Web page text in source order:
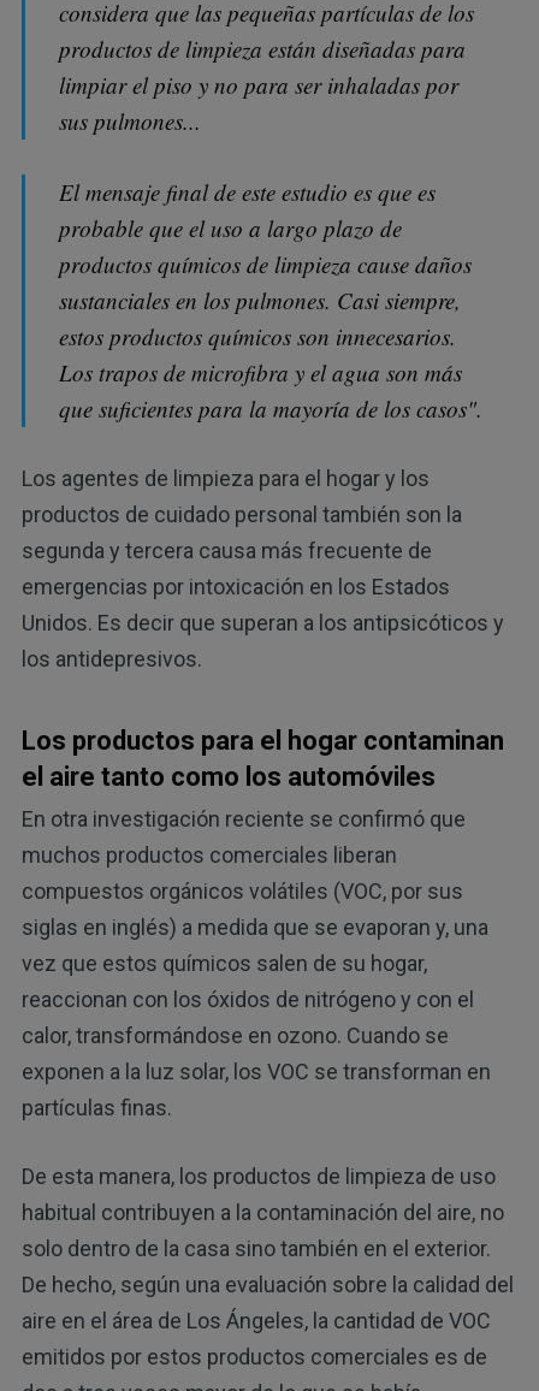
considera que las pequeñas partículas de los
productos de limpieza están diseñadas para
limpiar el piso y no para ser inhaladas por
sus pulmones...
El mensaje final de este estudio es que es
probable que el uso a largo plazo de
productos químicos de limpieza cause daños
sustanciales en los pulmones. Casi siempre,
estos productos químicos son innecesarios.
Los trapos de microfibra y el agua son más
que suficientes para la mayoría de los casos".
Los agentes de limpieza para el hogar y los
productos de cuidado personal también son la
segunda y tercera causa más frecuente de
emergencias por intoxicación en los Estados
Unidos. Es decir que superan a los antipsicóticos y
los antidepresivos.
Los productos para el hogar contaminan
el aire tanto como los automóviles
En otra investigación reciente se confirmó que
muchos productos comerciales liberan
compuestos orgánicos volátiles (VOC, por sus
siglas en inglés) a medida que se evaporan y, una
vez que estos químicos salen de su hogar,
reaccionan con los óxidos de nitrógeno y con el
calor, transformándose en ozono. Cuando se
exponen a la luz solar, los VOC se transforman en
partículas finas.
De esta manera, los productos de limpieza de uso
habitual contribuyen a la contaminación del aire, no
solo dentro de la casa sino también en el exterior.
De hecho, según una evaluación sobre la calidad del
aire en el área de Los Ángeles, la cantidad de VOC
emitidos por estos productos comerciales es de